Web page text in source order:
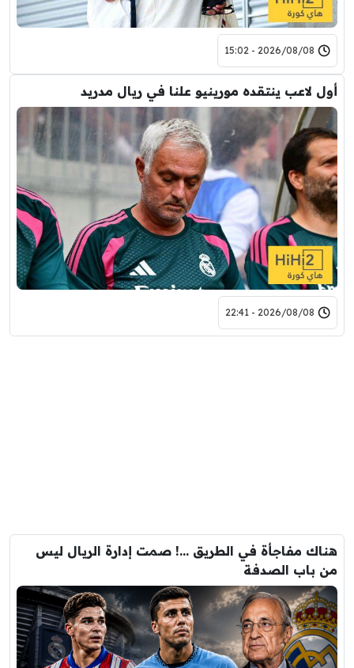
2026/08/08 - 15:02
أول لاعب ينتقده مورينيو علنا في ريال مدريد
2026/08/08 - 22:41
هناك مفاجأة في الطريق …! صمت إدارة الريال ليس
من باب الصدفة